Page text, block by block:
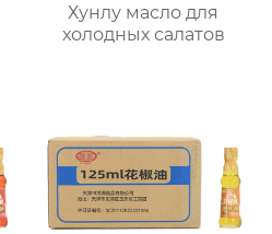
Хунлу масло для
холодных салатов